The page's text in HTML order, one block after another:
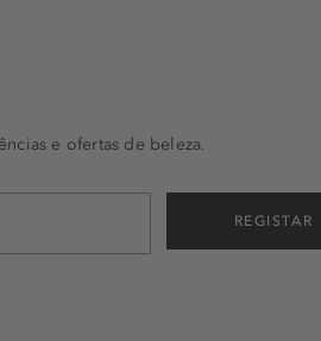
e ofertas de beleza.
REGISTAR